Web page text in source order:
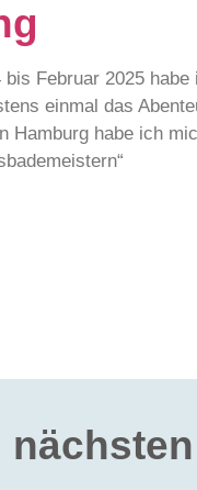
Februar 2025 habe
einmal das
Hamburg habe ich